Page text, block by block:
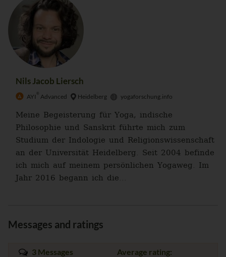
Nils Jacob Liersch
AYI ® Advanced Heidelberg yogaforschung.info
Meine Begeisterung für Yoga, indische
Philosophie und Sanskrit führte mich zum
Studium der Indologie und Religionswissenschaft
an der Universität Heidelberg. Seit 2004 befinde
ich mich auf meinem persönlichen Yogaweg. Im
Jahr 2016 begann ich die...
Messages and ratings
3 Messages Average rating: